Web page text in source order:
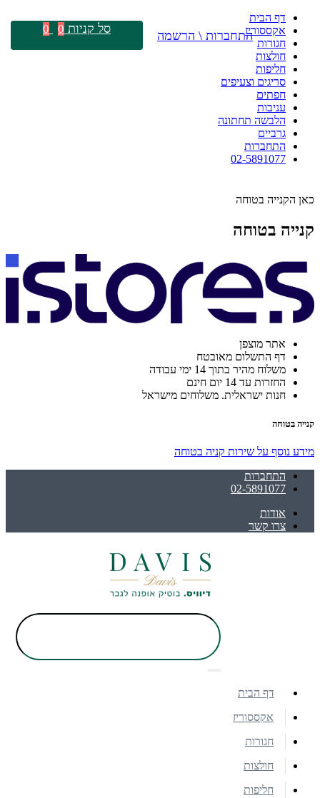
דף הבית
אקססוריז
חגורות
חולצות
חליפות
סריגים וצעיפים
חפתים
עניבות
הלבשה תחתונה
גרביים
התחברות
02-5891077
כאן הקנייה בטוחה
קנייה בטוחה
אתר מוצפן
דף התשלום מאובטח
משלוח מהיר בתוך 14 ימי עבודה
החזרות עד 14 יום חינם
חנות ישראלית. משלוחים מישראל
קנייה בטוחה
מידע נוסף על שירות קניה בטוחה
התחברות
02-5891077
אודות
צרו קשר
התחברות \ הרשמה סל קניות 0
0
דף הבית
אקססוריז
חגורות
חולצות
חליפות